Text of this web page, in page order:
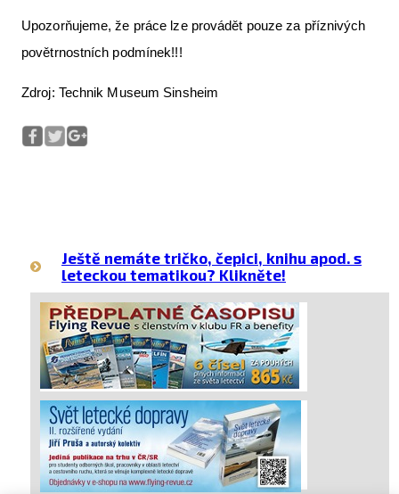
Upozorňujeme, že práce lze provádět pouze za příznivých
povětrnostních podmínek!!!
Zdroj: Technik Museum Sinsheim
Ještě nemáte tričko, čepici, knihu apod. s
leteckou tematikou? Klikněte!